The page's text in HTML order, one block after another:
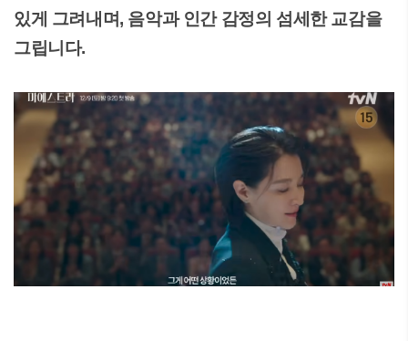
있게 그려내며, 음악과 인간 감정의 섬세한 교감을
그립니다.